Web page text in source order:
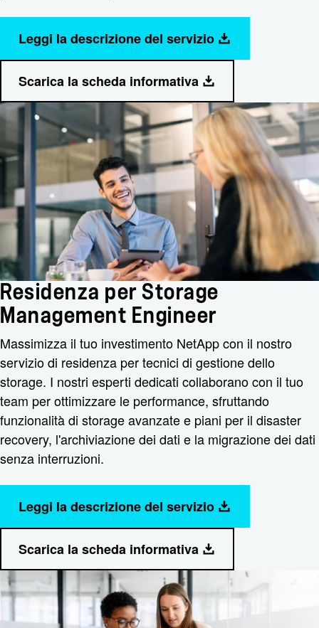
Leggi la descrizione del servizio
Scarica la scheda informativa
Residenza per Storage
Management Engineer
Massimizza il tuo investimento NetApp con il nostro
servizio di residenza per tecnici di gestione dello
storage. I nostri esperti dedicati collaborano con il tuo
team per ottimizzare le performance, sfruttando
funzionalità di storage avanzate e piani per il disaster
recovery, l'archiviazione dei dati e la migrazione dei dati
senza interruzioni.
Leggi la descrizione del servizio
Scarica la scheda informativa